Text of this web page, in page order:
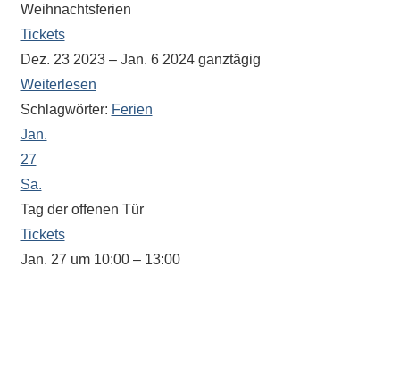
oder
Reise
–
unsere
Schülerinnen
und
Schüler
sind
dabei!
Sollten
Weihnachtsferien
Tickets
Dez. 23 2023 – Jan. 6 2024 ganztägig
Weiterlesen
Schlagwörter: Ferien
Jan.
27
Sa.
Tag der offenen Tür
Tickets
Jan. 27 um 10:00 – 13:00